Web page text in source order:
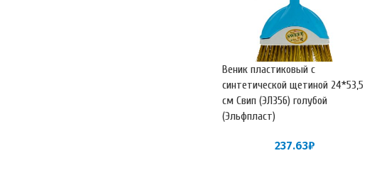
Веник пластиковый с
синтетической щетиной 24*53,5
см Свип (ЭЛ356) голубой
(Эльфпласт)
237.63₽